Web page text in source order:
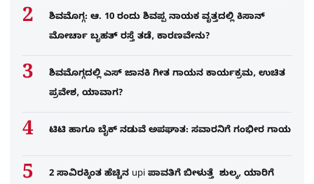
ಶಿವಮೊಗ್ಗ: ಆ. 10 ರಂದು ಶಿವಪ್ಪ ನಾಯಕ ವೃತ್ತದಲ್ಲಿ ಕಿಸಾನ್
ಮೋರ್ಚಾ ಬೃಹತ್ ರಸ್ತೆ ತಡೆ, ಕಾರಣವೇನು?
ಶಿವಮೊಗ್ಗದಲ್ಲಿ ಎಸ್​ ಜಾನಕಿ ಗೀತ ಗಾಯನ ಕಾರ್ಯಕ್ರಮ, ಉಚಿತ
ಪ್ರವೇಶ, ಯಾವಾಗ?
ಟಿಟಿ ಹಾಗೂ ಬೈಕ್ ನಡುವೆ ಅಪಘಾತ: ಸವಾರನಿಗೆ ಗಂಭೀರ ಗಾಯ
2 ಸಾವಿರಕ್ಕಿಂತ ಹೆಚ್ಚಿನ upi ಪಾವತಿಗೆ ಬೀಳುತ್ತೆ ಶುಲ್ಕ, ಯಾರಿಗೆ